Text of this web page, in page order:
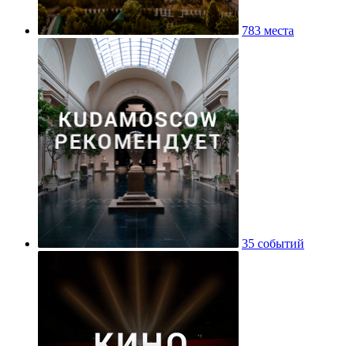
783 места
35 событий